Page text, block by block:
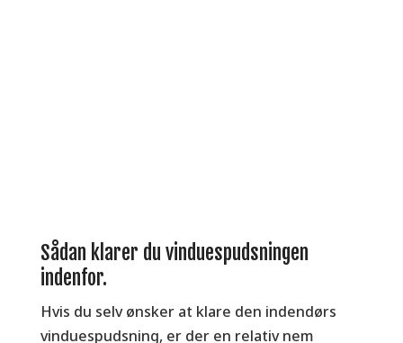
Sådan klarer du vinduespudsningen
indenfor.
Hvis du selv ønsker at klare den indendørs
vinduespudsning, er der en relativ nem